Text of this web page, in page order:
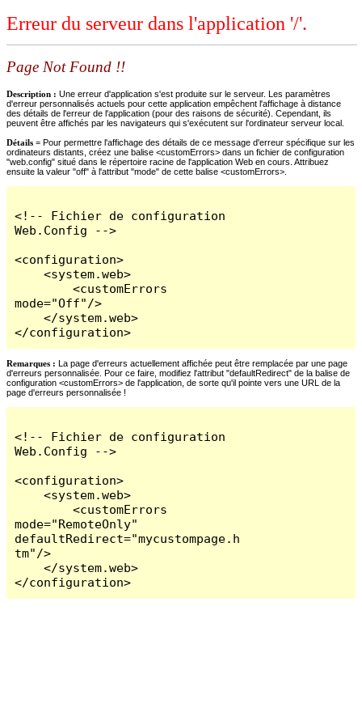
Erreur du serveur dans l'application '/'.
Page Not Found !!
Description : Une erreur d'application s'est produite sur le serveur. Les paramètres
d'erreur personnalisés actuels pour cette application empêchent l'affichage à distance
des détails de l'erreur de l'application (pour des raisons de sécurité). Cependant, ils
peuvent être affichés par les navigateurs qui s'exécutent sur l'ordinateur serveur local.
Détails = Pour permettre l'affichage des détails de ce message d'erreur spécifique sur les
ordinateurs distants, créez une balise <customErrors> dans un fichier de configuration
"web.config" situé dans le répertoire racine de l'application Web en cours. Attribuez
ensuite la valeur "off" à l'attribut "mode" de cette balise <customErrors>.
<!-- Fichier de configuration
Web.Config -->
<configuration>
    <system.web>
        <customErrors
mode="Off"/>
    </system.web>
</configuration>
Remarques : La page d'erreurs actuellement affichée peut être remplacée par une page
d'erreurs personnalisée. Pour ce faire, modifiez l'attribut "defaultRedirect" de la balise de
configuration <customErrors> de l'application, de sorte qu'il pointe vers une URL de la
page d'erreurs personnalisée !
<!-- Fichier de configuration
Web.Config -->
<configuration>
    <system.web>
        <customErrors
mode="RemoteOnly"
defaultRedirect="mycustompage.h
tm"/>
    </system.web>
</configuration>